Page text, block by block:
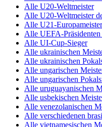
Alle U20-Weltmeister
Alle U20-Weltmeister
Alle U21-Europameister
Alle UEFA-
Alle UI-Cup-Sieger
Alle ukrainischen
Alle ukrainischen
Alle ungarischen
Alle ungarischen
Alle uruguayanischen
Alle usbekischen
Alle venezolanischen
Alle verschiedenen
Alle vietnamesischen